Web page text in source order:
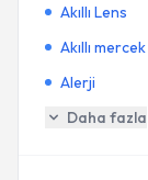
Akıllı Lens
Akıllı
Alerji
Daha fazla